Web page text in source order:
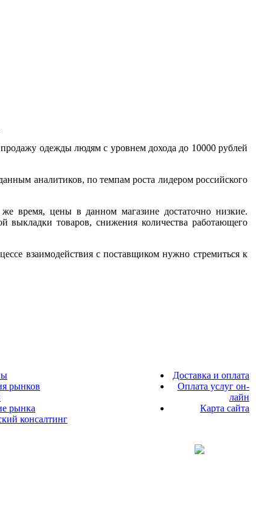
одежды людям с уровнем дохода до 10000 рублей
аналитиков, по темпам роста лидером российского
время, цены в данном магазине достаточно низкие.
выкладки товаров, снижения количества работающего
взаимодействия с поставщиком нужно стремиться к
рынков
рынка
консалтинг
Доставка и оплата
Оплата услуг он-
лайн
Карта сайта